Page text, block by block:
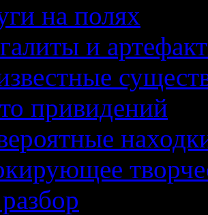
на полях
и
привидений